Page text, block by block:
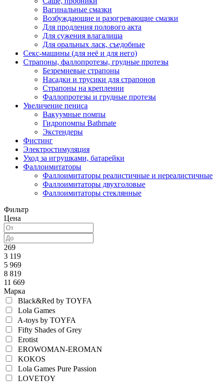
Вагинальные смазки
Возбуждающие и разогревающие смазки
Для продления полового акта
Для сужения влагалища
Для оральных ласк, съедобные
Секс-машины (для неё и для него)
Страпоны, фаллопротезы, грудные протезы
Безремневые страпоны
Насадки и трусики для страпонов
Страпоны на креплении
Фаллопротезы и грудные протезы
Увеличение пениса
Вакуумные помпы
Гидропомпы Bathmate
Экстендеры
Фистинг
Электростимуляция
Уход за игрушками, батарейки
Фаллоимитаторы
Фаллоимитаторы реалистичные и нереалистичные
Фаллоимитаторы двухголовые
Фаллоимитаторы стеклянные
Фильтр
Цена
269
3 119
5 969
8 819
11 669
Марка
Black&Red by TOYFA
Lola Games
A-toys by TOYFA
Fifty Shades of Grey
Erotist
EROWOMAN-EROMAN
KOKOS
Lola Games Pure Passion
LOVETOY